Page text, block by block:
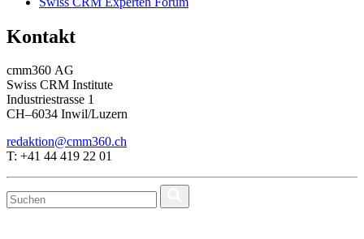
Kontakt
cmm360 AG
Swiss CRM Institute
Industriestrasse 1
CH–6034 Inwil/Luzern
redaktion@cmm360.ch
T: +41 44 419 22 01